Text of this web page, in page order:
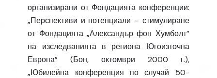
организирани от Фондацията конференции:
„Перспективи и потенциали – стимулиране
от Фондацията „Александър фон Хумболт”
на изследванията в региона Югоизточна
Европа” (Бон, октомври 2000 г.),
„Юбилейна конференция по случай 50-